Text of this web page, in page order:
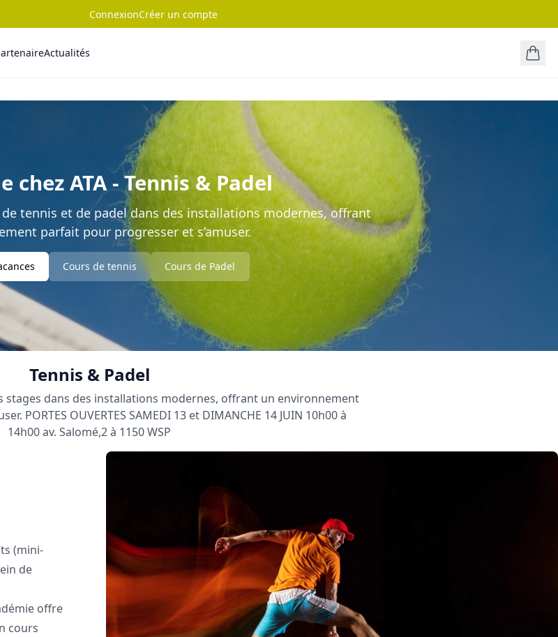
ConnexionCréer un compte
Actualités
chez ATA - Tennis & Padel
tennis et de padel dans des installations modernes, offrant
parfait pour progresser et s’amuser.
Cours de tennis Cours de Padel
Tennis & Padel
stages dans des installations modernes, offrant un environnement
PORTES OUVERTES SAMEDI 13 et DIMANCHE 14 JUIN 10h00 à
14h00 av. Salomé,2 à 1150 WSP
(mini-
de
offre
cours